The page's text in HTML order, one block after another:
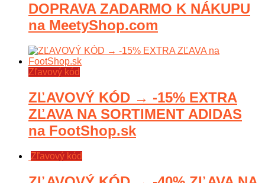
DOPRAVA ZADARMO K NÁKUPU
na MeetyShop.com
Zľavový kód
ZĽAVOVÝ KÓD → -15% EXTRA
ZĽAVA NA SORTIMENT ADIDAS
na FootShop.sk
Zľavový kód